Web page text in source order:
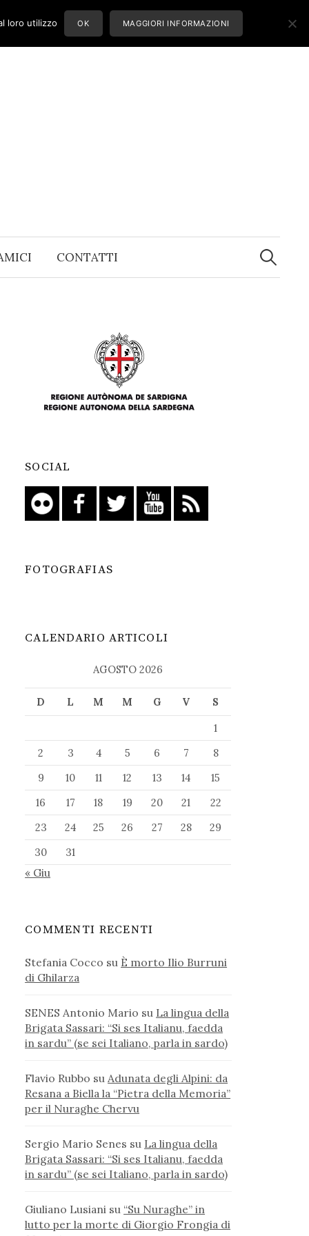
CONTATTI
Ricerca
per:
SOCIAL
FOTOGRAFIAS
CALENDARIO ARTICOLI
AGOSTO 2026
D L M M G V
S
1
2
3 4 5 6 7
8
9
10 11 12 13 14
15
16
17 18 19 20 21
22
23
24 25 26 27 28
29
30
31
« Giu
COMMENTI RECENTI
Stefania Cocco su È morto Ilio Burruni
di Ghilarza
SENES Antonio Mario su La lingua della
Brigata Sassari: “Si ses Italianu, faedda
in sardu” (se sei Italiano, parla in sardo)
Flavio Rubbo su Adunata degli Alpini: da
Resana a Biella la “Pietra della Memoria”
per il Nuraghe Chervu
Sergio Mario Senes su La lingua della
Brigata Sassari: “Si ses Italianu, faedda
in sardu” (se sei Italiano, parla in sardo)
Giuliano Lusiani su “Su Nuraghe” in
lutto per la morte di Giorgio Frongia di
loro utilizzo OK MAGGIORI INFORMAZIONI